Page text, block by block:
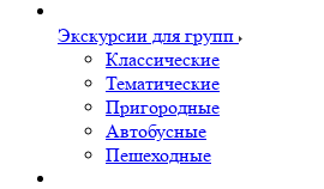
Экскурсии для групп
Классические
Тематические
Пригородные
Автобусные
Пешеходные